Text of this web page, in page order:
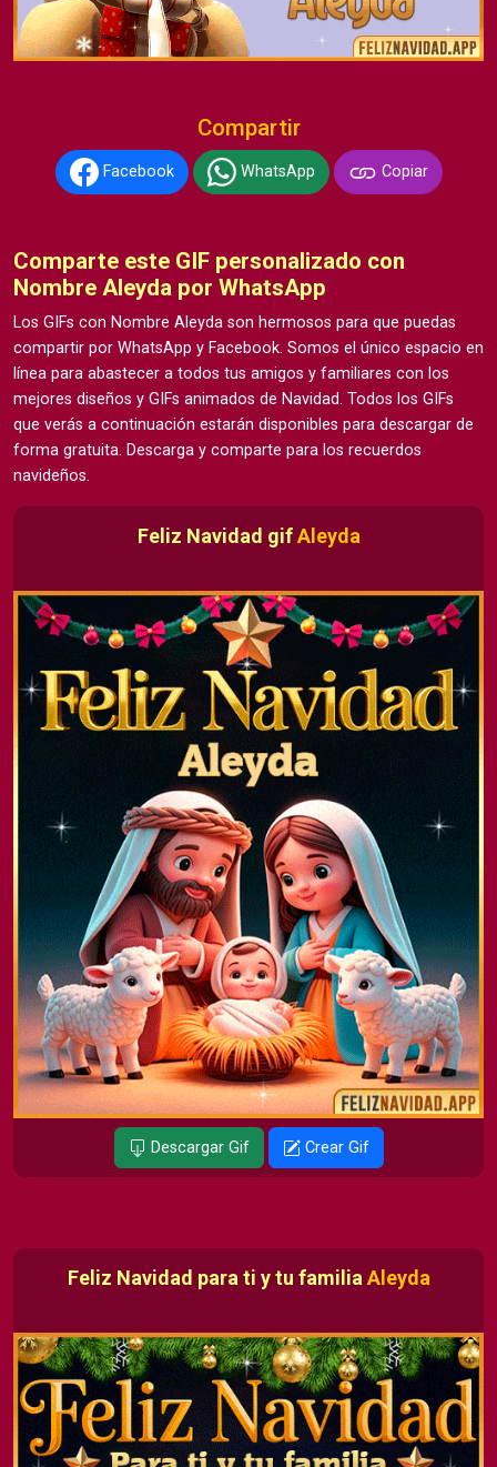
Compartir
Facebook WhatsApp Copiar
Comparte este GIF personalizado con
Nombre Aleyda por WhatsApp
Los GIFs con Nombre Aleyda son hermosos para que puedas
compartir por WhatsApp y Facebook. Somos el único espacio en
línea para abastecer a todos tus amigos y familiares con los
mejores diseños y GIFs animados de Navidad. Todos los GIFs
que verás a continuación estarán disponibles para descargar de
forma gratuita. Descarga y comparte para los recuerdos
navideños.
Feliz Navidad gifAleyda
Descargar Gif Crear Gif
Feliz Navidad para ti y tu familia Aleyda